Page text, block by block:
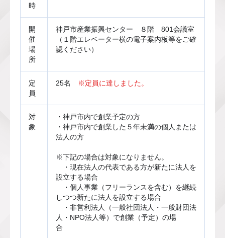
時
開
催
場
所
神戸市産業振興センター　８階　801会議室
（１階エレベーター横の電子案内板等をご確
認ください）
定
員
25名 ※定員に達しました。
対
象
・神戸市内で創業予定の方
・神戸市内で創業した５年未満の個人または
法人の方
※下記の場合は対象になりません。
・現在法人の代表である方が新たに法人を
設立する場合
・個人事業（フリーランスを含む）を継続
しつつ新たに法人を設立する場合
・非営利法人（一般社団法人・一般財団法
人・NPO法人等）で創業（予定）の場
合